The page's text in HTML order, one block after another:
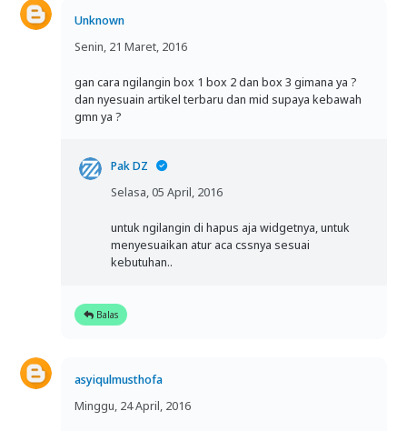
Unknown
Senin, 21 Maret, 2016
gan cara ngilangin box 1 box 2 dan box 3 gimana ya ?
dan nyesuain artikel terbaru dan mid supaya kebawah
gmn ya ?
Pak DZ
Selasa, 05 April, 2016
untuk ngilangin di hapus aja widgetnya, untuk
menyesuaikan atur aca cssnya sesuai
kebutuhan..
Balas
asyiqulmusthofa
Minggu, 24 April, 2016